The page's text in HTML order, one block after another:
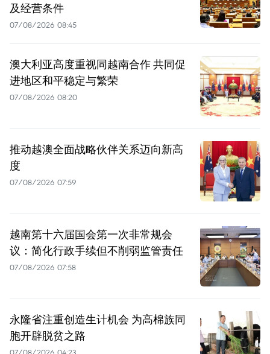
及经营条件
07/08/2026 08:45
澳大利亚高度重视同越南合作 共同促
进地区和平稳定与繁荣
07/08/2026 08:20
推动越澳全面战略伙伴关系迈向新高
度
07/08/2026 07:59
越南第十六届国会第一次非常规会
议：简化行政手续但不削弱监管责任
07/08/2026 07:58
永隆省注重创造生计机会 为高棉族同
胞开辟脱贫之路